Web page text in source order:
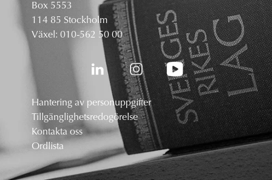
Box 5553
114 85 Stockholm
Växel: 010-562 50 00
Hantering av personuppgifter
Tillgänglighetsredogörelse
Kontakta oss
Ordlista